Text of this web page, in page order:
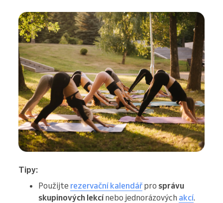
Tipy:
Použijte rezervační kalendář pro správu
skupinových lekcínebo jednorázových akcí.